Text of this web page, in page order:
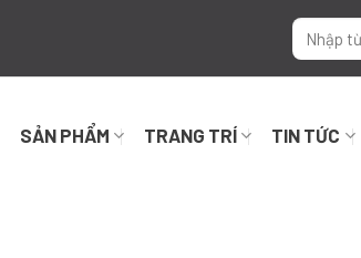
SẢN PHẨM TRANG TRÍ TIN TỨC